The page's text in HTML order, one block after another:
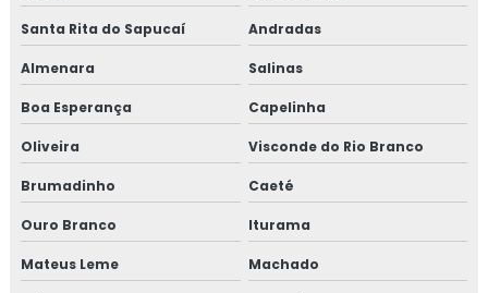
Curso gmp para transportadoras
Curso iso 17025 online
Curso de rotulagem nutricional
Empresa de consultoria para empresa alimentícia
Empresa de consultoria gmp
Santa Rita do Sapucaí Andradas
Almenara Salinas
Boa Esperança Capelinha
Oliveira Visconde do Rio Branco
Brumadinho Caeté
Ouro Branco Iturama
Mateus Leme Machado